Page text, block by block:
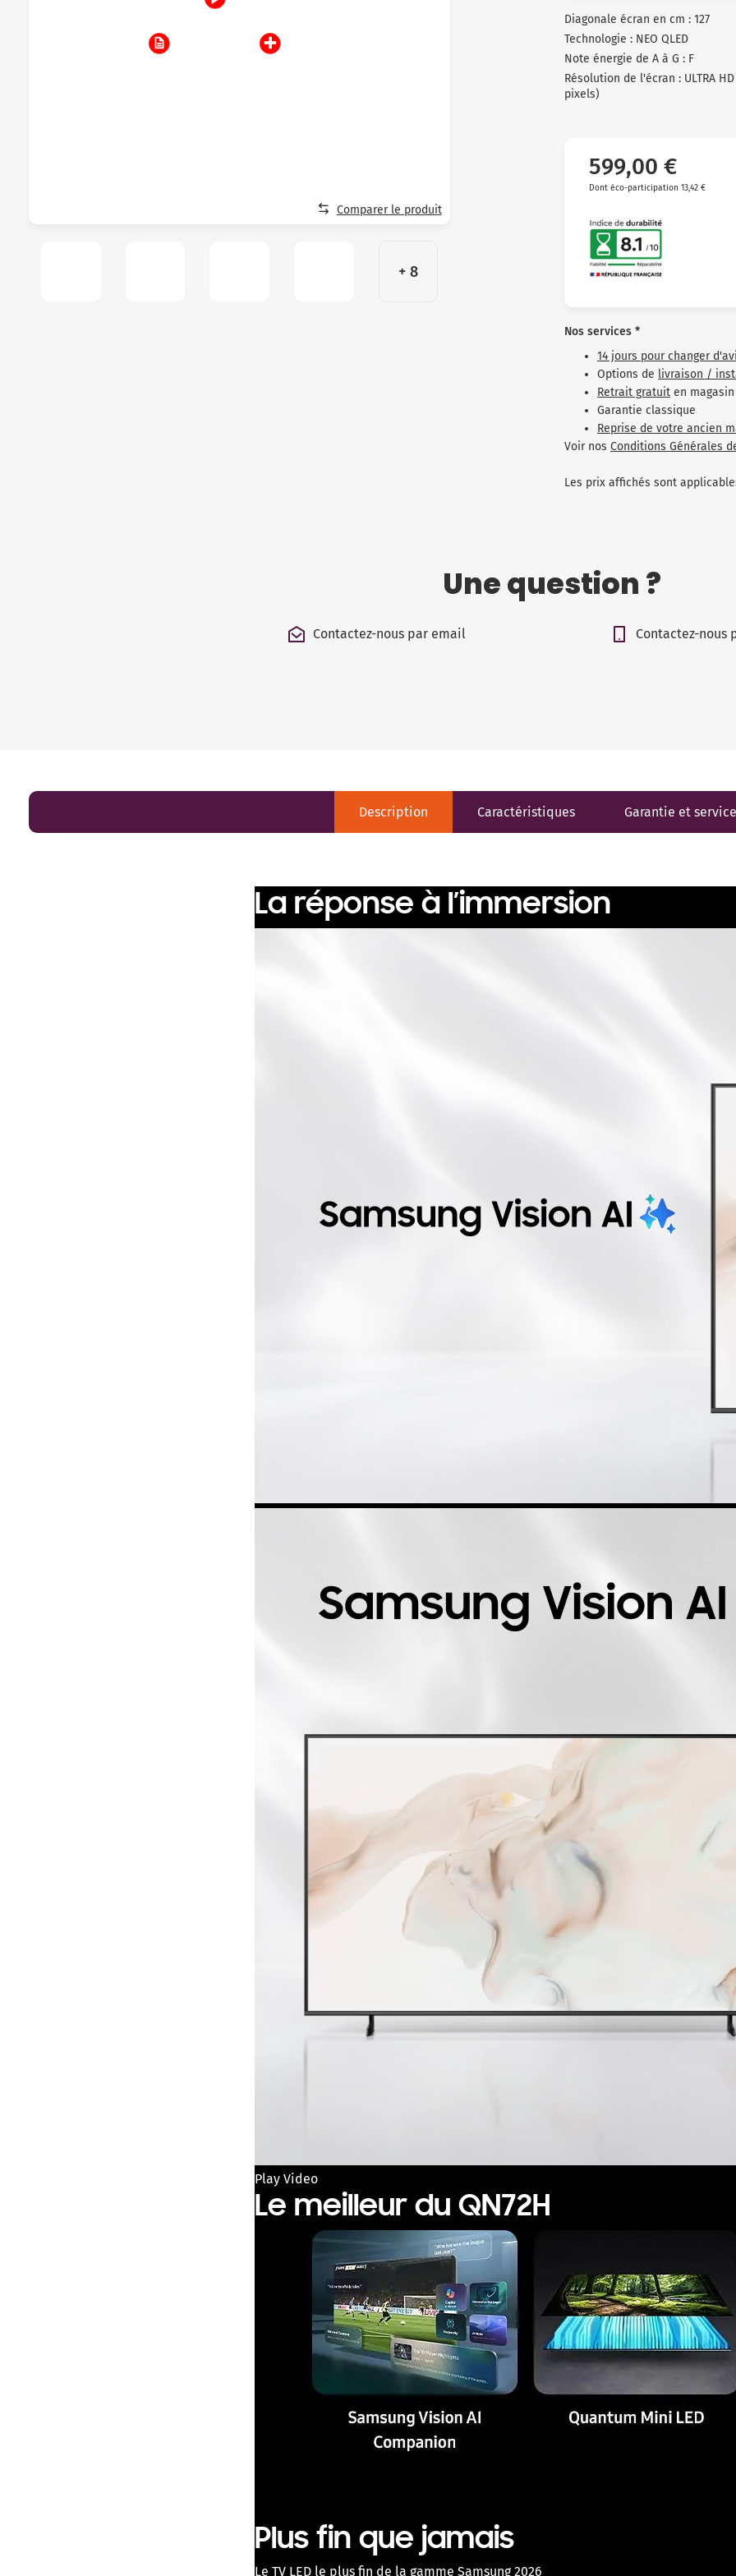
+ 8
Comparer le produit
Diagonale écran en cm : 127
Technologie : NEO QLED
Note énergie de A à G : F
Résolution de l'écran : ULTRA
pixels)
599,00 €
Dont éco-participation 13,42 €
Nos services *
14 jours pour changer
Options de livraison /
Retrait gratuit en magasin
Garantie classique
Reprise de votre ancien
Voir nos Conditions Générales
Les prix affichés sont
Une question ?
Contactez-nous par email Contactez-nous
Description Caractéristiques Garantie et
La réponse à l’immersion
Play Video
Le meilleur du QN72H
Plus fin que jamais
Le TV LED le plus fin de la gamme Samsung 2026